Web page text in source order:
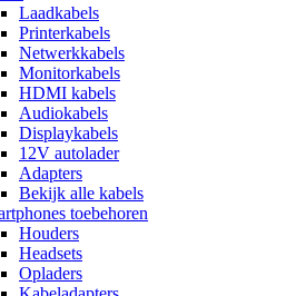
Laadkabels
Printerkabels
Netwerkkabels
Monitorkabels
HDMI kabels
Audiokabels
Displaykabels
12V autolader
Adapters
Bekijk alle kabels
toebehoren
Houders
Headsets
Opladers